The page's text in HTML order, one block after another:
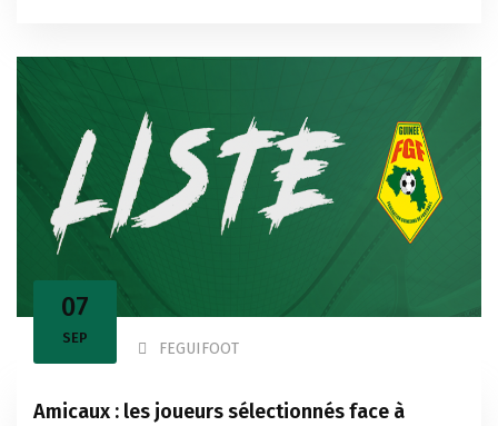
07
SEP
FEGUIFOOT
Amicaux : les joueurs sélectionnés face à